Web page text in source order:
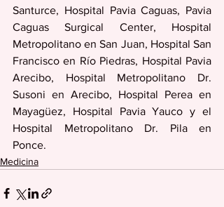
Santurce, Hospital Pavia Caguas, Pavia
Caguas Surgical Center, Hospital
Metropolitano en San Juan, Hospital San
Francisco en Río Piedras, Hospital Pavia
Arecibo, Hospital Metropolitano Dr.
Susoni en Arecibo, Hospital Perea en
Mayagüez, Hospital Pavia Yauco y el
Hospital Metropolitano Dr. Pila en
Ponce.
Medicina